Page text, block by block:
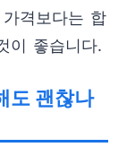
격보다는 합
이 좋습니다.
도 괜찮나